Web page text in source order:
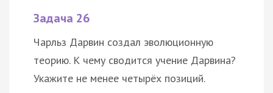
Задача 26
Чарльз Дарвин создал эволюционную
теорию. К чему сводится учение Дарвина?
Укажите не менее четырёх позиций.